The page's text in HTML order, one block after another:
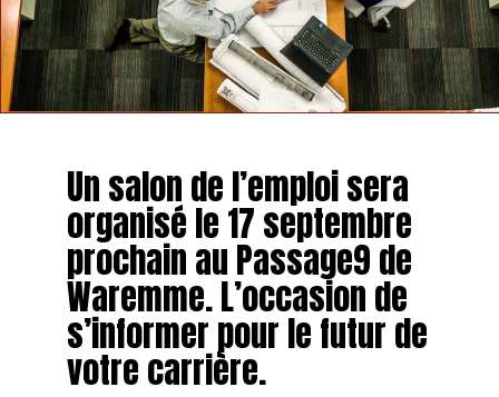
Un salon de l’emploi sera
organisé le 17 septembre
prochain au Passage9 de
Waremme. L’occasion de
s’informer pour le futur de
votre carrière.